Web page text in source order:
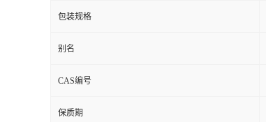
包装规格
别名
CAS编号
保质期